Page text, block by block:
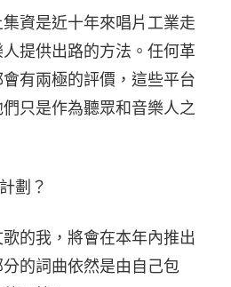
資是近十年來唱片工業走
提供出路的方法。任何革
有兩極的評價，這些平台
只是作為聽眾和音樂人之
劃？
的我，將會在本年內推出
的詞曲依然是由自己包